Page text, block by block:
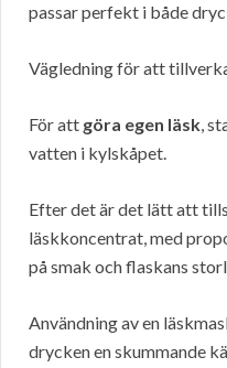
passar perfekt i både
Vägledning för att
För att göra egen läsk,
vatten i kylskåpet.
Efter det är det lätt att
läskkoncentrat, med
på smak och flaskans
Användning av en
drycken en skummande